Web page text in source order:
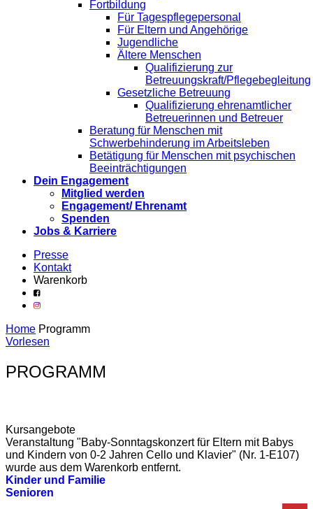
Fortbildung
Für Tagespflegepersonal
Für Eltern und Angehörige
Jugendliche
Ältere Menschen
Qualifizierung zur
Betreuungskraft/Pflegebegleitung
Gesetzliche Betreuung
Qualifizierung ehrenamtlicher
Betreuerinnen und Betreuer
Beratung für Menschen mit
Schwerbehinderung im Arbeitsleben
Betätigung für Menschen mit psychischen
Beeinträchtigungen
Dein Engagement
Mitglied werden
Engagement/ Ehrenamt
Spenden
Jobs & Karriere
Presse
Kontakt
Warenkorb
Home Programm
Vorlesen
PROGRAMM
Kursangebote
Veranstaltung "Baby-Sonntagskonzert für Eltern mit Babys
und Kindern von 0-2 Jahren Cello und Klavier" (Nr. 1-E107)
wurde aus dem Warenkorb entfernt.
Kinder und Familie
Senioren